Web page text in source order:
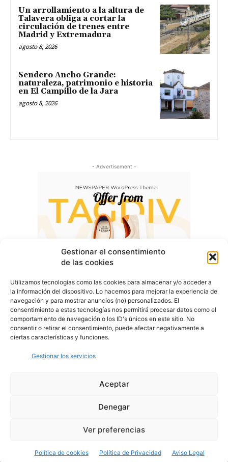
Gestionar el consentimiento
de las cookies
Utilizamos tecnologías como las cookies para almacenar y/o acceder a
la información del dispositivo. Lo hacemos para mejorar la experiencia de
navegación y para mostrar anuncios (no) personalizados. El
consentimiento a estas tecnologías nos permitirá procesar datos como el
comportamiento de navegación o los ID's únicos en este sitio. No
consentir o retirar el consentimiento, puede afectar negativamente a
ciertas características y funciones.
Gestionar los servicios
Aceptar
Denegar
Ver preferencias
Política de cookies Política de Privacidad Aviso Legal
Un arrollamiento a la altura de
Talavera obliga a cortar la
circulación de trenes entre
Madrid y Extremadura
agosto 8, 2026
Sendero Ancho Grande:
naturaleza, patrimonio e historia
en El Campillo de la Jara
agosto 8, 2026
- Advertisement -